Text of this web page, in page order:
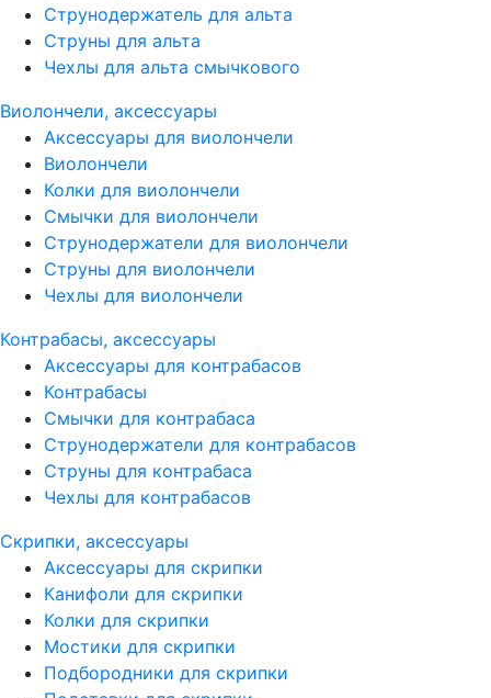
Струнодержатель для альта
Струны для альта
Чехлы для альта смычкового
Виолончели, аксессуары
Аксессуары для виолончели
Виолончели
Колки для виолончели
Смычки для виолончели
Струнодержатели для виолончели
Струны для виолончели
Чехлы для виолончели
Контрабасы, аксессуары
Аксессуары для контрабасов
Контрабасы
Смычки для контрабаса
Струнодержатели для контрабасов
Струны для контрабаса
Чехлы для контрабасов
Скрипки, аксессуары
Аксессуары для скрипки
Канифоли для скрипки
Колки для скрипки
Мостики для скрипки
Подбородники для скрипки